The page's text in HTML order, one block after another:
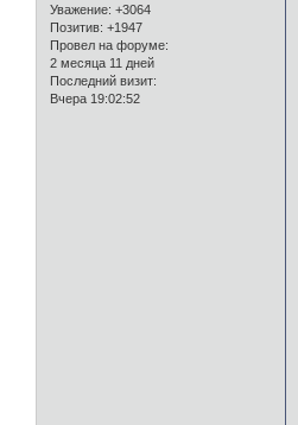
Уважение: +3064
Позитив: +1947
Провел на форуме:
2 месяца 11 дней
Последний визит:
Вчера 19:02:52